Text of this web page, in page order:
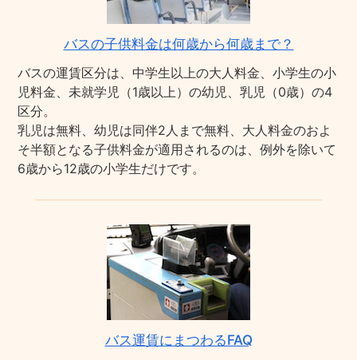
バスの子供料金は何歳から何歳まで？
バスの運賃区分は、中学生以上の大人料金、小学生の小
児料金、未就学児（1歳以上）の幼児、乳児（0歳）の4
区分。
乳児は無料、幼児は同伴2人まで無料、大人料金のおよ
そ半額となる子供料金が適用されるのは、例外を除いて
6歳から12歳の小学生だけです。
バス運賃にまつわるFAQ